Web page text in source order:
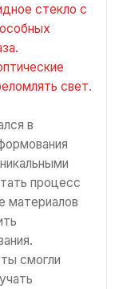
стекло с
свет.
в
процесс
материалов
смогли